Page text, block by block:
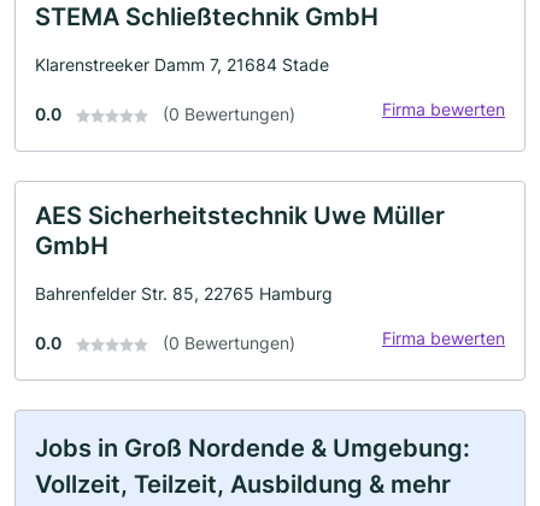
STEMA Schließtechnik GmbH
Klarenstreeker Damm 7, 21684 Stade
0.0 (0 Bewertungen) Firma bewerten
AES Sicherheitstechnik Uwe Müller
GmbH
Bahrenfelder Str. 85, 22765 Hamburg
0.0 (0 Bewertungen) Firma bewerten
Jobs in Groß Nordende & Umgebung:
Vollzeit, Teilzeit, Ausbildung & mehr